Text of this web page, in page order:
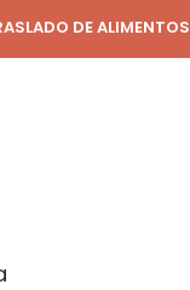
DE ALIMENTOS